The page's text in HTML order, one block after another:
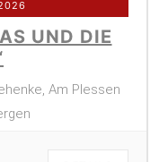
UND DIE
Am Plessen